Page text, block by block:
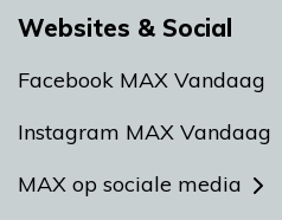
Websites & Social
Facebook MAX Vandaag
Instagram MAX Vandaag
MAX op sociale media